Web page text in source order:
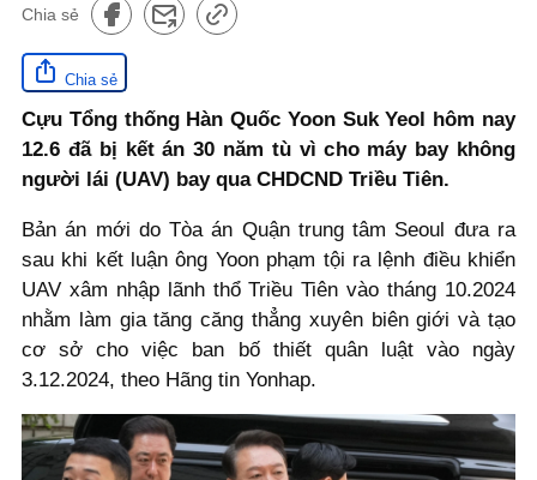
Chia sẻ
Chia sẻ
Cựu Tổng thống Hàn Quốc Yoon Suk Yeol hôm nay
12.6 đã bị kết án 30 năm tù vì cho máy bay không
người lái (UAV) bay qua CHDCND Triều Tiên.
Bản án mới do Tòa án Quận trung tâm Seoul đưa ra
sau khi kết luận ông Yoon phạm tội ra lệnh điều khiển
UAV xâm nhập lãnh thổ Triều Tiên vào tháng 10.2024
nhằm làm gia tăng căng thẳng xuyên biên giới và tạo
cơ sở cho việc ban bố thiết quân luật vào ngày
3.12.2024, theo Hãng tin Yonhap.